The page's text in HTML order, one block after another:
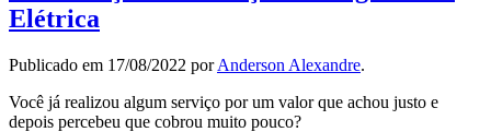
Elétrica
Publicado em 17/08/2022 porAnderson Alexandre.
Você já realizou algum serviço por um valor que achou justo e
depois percebeu que cobrou muito pouco?